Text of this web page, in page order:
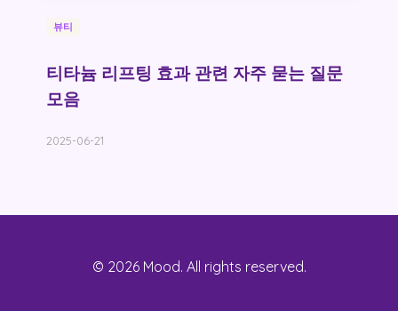
뷰티
티타늄 리프팅 효과 관련 자주 묻는 질문
모음
2025-06-21
© 2026 Mood. All rights reserved.